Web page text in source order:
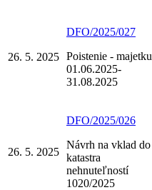
26. 5. 2025
DFO/2025/027
Poistenie - majetku
01.06.2025-
31.08.2025
26. 5. 2025
DFO/2025/026
Návrh na vklad do
katastra
nehnuteľností
1020/2025